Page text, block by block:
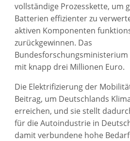
vollständige Prozesskette, um
Batterien effizienter zu
aktiven Komponenten
zurückgewinnen. Das
mit knapp drei Millionen Euro.
Die Elektrifizierung der
Beitrag, um Deutschlands
erreichen, und sie stellt
für die Autoindustrie in
damit verbundene hohe